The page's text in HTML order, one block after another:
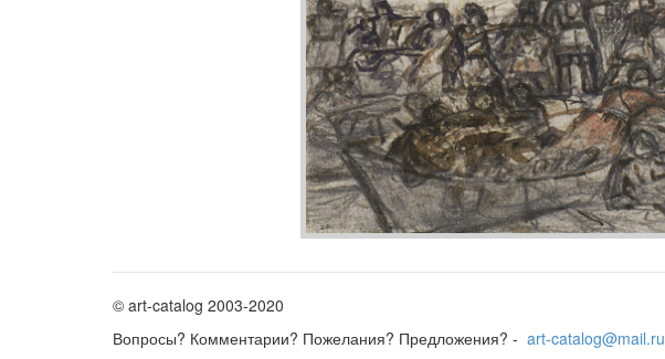
© art-catalog 2003-2020
Вопросы? Комментарии? Пожелания? Предложения? - art-catalog@mail.ru